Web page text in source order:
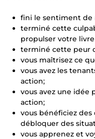
fini le sentiment de
terminé cette
propulser votre livre
terminé cette peur
vous maîtrisez ce
vous avez les
action;
vous avez une idée
action;
vous bénéficiez
débloquer des
vous apprenez et